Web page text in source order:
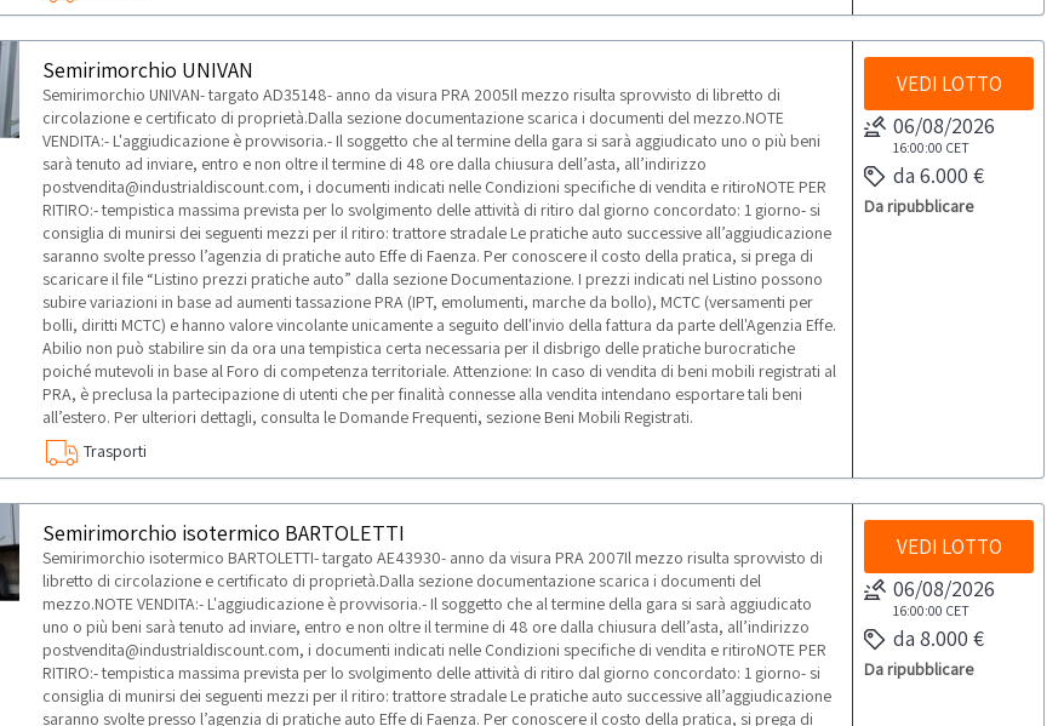
Semirimorchio UNIVAN
Semirimorchio UNIVAN- targato AD35148- anno da visura PRA 2005Il mezzo risulta sprovvisto di libretto di
circolazione e certificato di proprietà.Dalla sezione documentazione scarica i documenti del mezzo.NOTE
VENDITA:- L'aggiudicazione è provvisoria.- Il soggetto che al termine della gara si sarà aggiudicato uno o più beni
sarà tenuto ad inviare, entro e non oltre il termine di 48 ore dalla chiusura dell’asta, all’indirizzo
postvendita@industrialdiscount.com, i documenti indicati nelle Condizioni specifiche di vendita e ritiroNOTE PER
RITIRO:- tempistica massima prevista per lo svolgimento delle attività di ritiro dal giorno concordato: 1 giorno- si
consiglia di munirsi dei seguenti mezzi per il ritiro: trattore stradale Le pratiche auto successive all’aggiudicazione
saranno svolte presso l’agenzia di pratiche auto Effe di Faenza. Per conoscere il costo della pratica, si prega di
scaricare il file “Listino prezzi pratiche auto” dalla sezione Documentazione. I prezzi indicati nel Listino possono
subire variazioni in base ad aumenti tassazione PRA (IPT, emolumenti, marche da bollo), MCTC (versamenti per
bolli, diritti MCTC) e hanno valore vincolante unicamente a seguito dell'invio della fattura da parte dell'Agenzia Effe.
Abilio non può stabilire sin da ora una tempistica certa necessaria per il disbrigo delle pratiche burocratiche
poiché mutevoli in base al Foro di competenza territoriale. Attenzione: In caso di vendita di beni mobili registrati al
PRA, è preclusa la partecipazione di utenti che per finalità connesse alla vendita intendano esportare tali beni
all’estero. Per ulteriori dettagli, consulta le Domande Frequenti, sezione Beni Mobili Registrati.
Trasporti
VEDI LOTTO
06/08/2026
16:00:00 CET
da 6.000 €
Da ripubblicare
Semirimorchio isotermico BARTOLETTI
Semirimorchio isotermico BARTOLETTI- targato AE43930- anno da visura PRA 2007Il mezzo risulta sprovvisto di
libretto di circolazione e certificato di proprietà.Dalla sezione documentazione scarica i documenti del
mezzo.NOTE VENDITA:- L'aggiudicazione è provvisoria.- Il soggetto che al termine della gara si sarà aggiudicato
uno o più beni sarà tenuto ad inviare, entro e non oltre il termine di 48 ore dalla chiusura dell’asta, all’indirizzo
postvendita@industrialdiscount.com, i documenti indicati nelle Condizioni specifiche di vendita e ritiroNOTE PER
RITIRO:- tempistica massima prevista per lo svolgimento delle attività di ritiro dal giorno concordato: 1 giorno- si
consiglia di munirsi dei seguenti mezzi per il ritiro: trattore stradale Le pratiche auto successive all’aggiudicazione
saranno svolte presso l’agenzia di pratiche auto Effe di Faenza. Per conoscere il costo della pratica, si prega di
VEDI LOTTO
06/08/2026
16:00:00 CET
da 8.000 €
Da ripubblicare